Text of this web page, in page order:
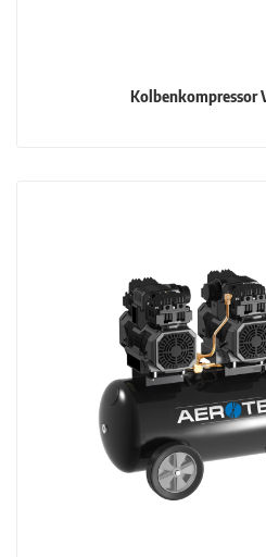
Kolbenkompressor